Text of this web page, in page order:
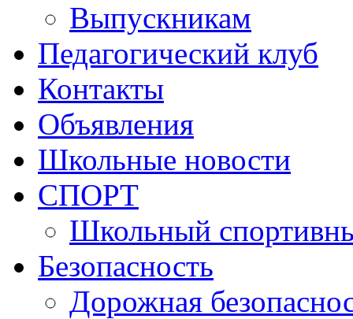
Выпускникам
Педагогический клуб
Контакты
Объявления
Школьные новости
СПОРТ
Школьный
Безопасность
Дорожная